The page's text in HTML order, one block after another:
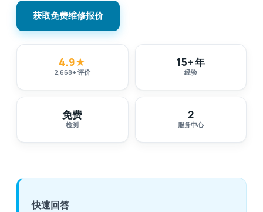
获取免费维修报价
4.9★
2,668+评价
15+ 年
经验
免费
检测
2
服务中心
快速回答